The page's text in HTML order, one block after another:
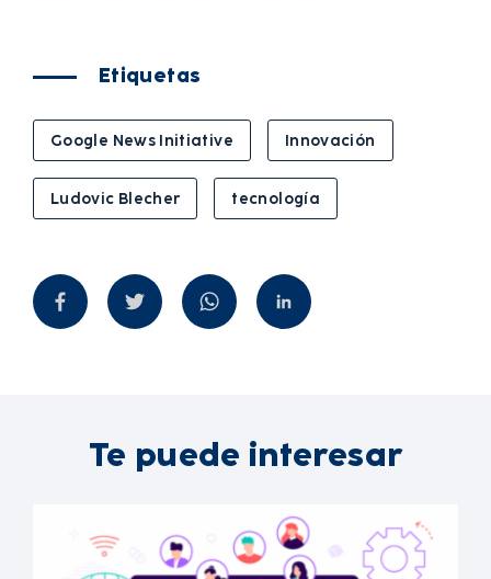
Etiquetas
Google News Initiative Innovación
Ludovic Blecher tecnología
Te puede interesar